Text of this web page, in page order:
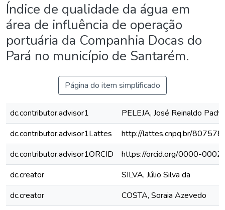
Índice de qualidade da água em
área de influência de operação
portuária da Companhia Docas do
Pará no município de Santarém.
Página do item simplificado
dc.contributor.advisor1
PELEJA, José Reinaldo
dc.contributor.advisor1Lattes
http://lattes.cnpq.br/
dc.contributor.advisor1ORCID
https://orcid.org/0000-
dc.creator
SILVA, Júlio Silva da
dc.creator
COSTA, Soraia Azevedo